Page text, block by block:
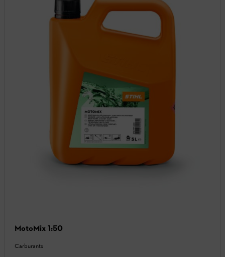
MotoMix 1:50
Carburants